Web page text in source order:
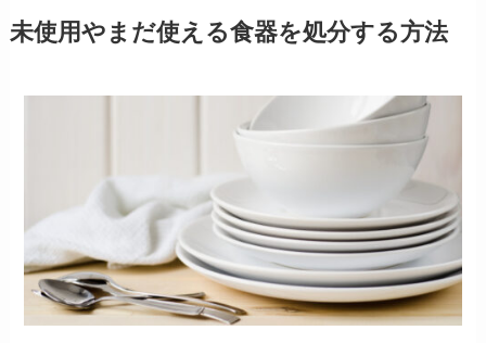
未使用やまだ使える食器を処分する方法